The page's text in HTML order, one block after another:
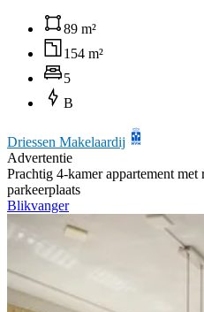
89 m²
154 m²
5
B
Driessen Makelaardij
Advertentie
Prachtig 4-kamer appartement met
parkeerplaats
Blikvanger